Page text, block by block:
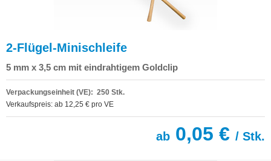
2-Flügel-Minischleife
5 mm x 3,5 cm mit eindrahtigem Goldclip
Verpackungseinheit (VE): 250 Stk.
Verkaufspreis: ab 12,25 € pro VE
ab 0,05 € / Stk.